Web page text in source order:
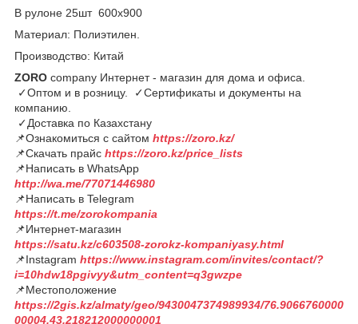
В рулоне 25шт 600х900
Материал: Полиэтилен.
Производство: Китай
ZORO company Интернет - магазин для дома и офиса.
✓Оптом и в розницу. ✓Сертификаты и документы на
компанию.
✓Доставка по Казахстану
📌Ознакомиться с сайтом https://zoro.kz/
📌Скачать прайс https://zoro.kz/price_lists
📌Написать в WhatsApp
http://wa.me/77071446980
📌Написать в Telegram
https://t.me/zorokompania
📌Интернет-магазин
https://satu.kz/c603508-zorokz-kompaniyasy.html
📌Instagram https://www.instagram.com/invites/contact/?
i=10hdw18pgivyy&utm_content=q3gwzpe
📌Местоположение
https://2gis.kz/almaty/geo/9430047374989934/76.9066760000
00004,43.218212000000001